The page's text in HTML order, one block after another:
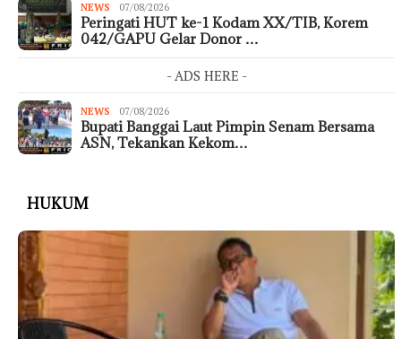
NEWS 07/08/2026
Peringati HUT ke-1 Kodam XX/TIB, Korem
042/GAPU Gelar Donor …
- ADS HERE -
NEWS 07/08/2026
Bupati Banggai Laut Pimpin Senam Bersama
ASN, Tekankan Kekom…
HUKUM